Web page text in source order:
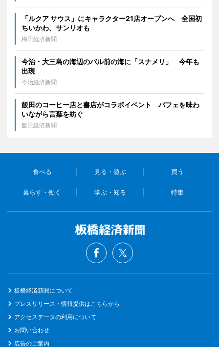
「ルクア サウス」にキャラクター21店オープンへ 全国初
ちいかわ、サンリオも
梅田経済新聞
今治・大三島の海辺のバル前の海に「スナメリ」 今年も
出現
今治経済新聞
飯田のコーヒー店と書店がコラボイベント パフェを味わ
いながら言葉を紡ぐ
飯田経済新聞
食べる 見る・遊ぶ 買う
暮らす・働く 学ぶ・知る 特集
板橋経済新聞について
プレスリリース・情報提供はこちらから
アクセスデータの利用について
お問い合わせ
広告のご案内